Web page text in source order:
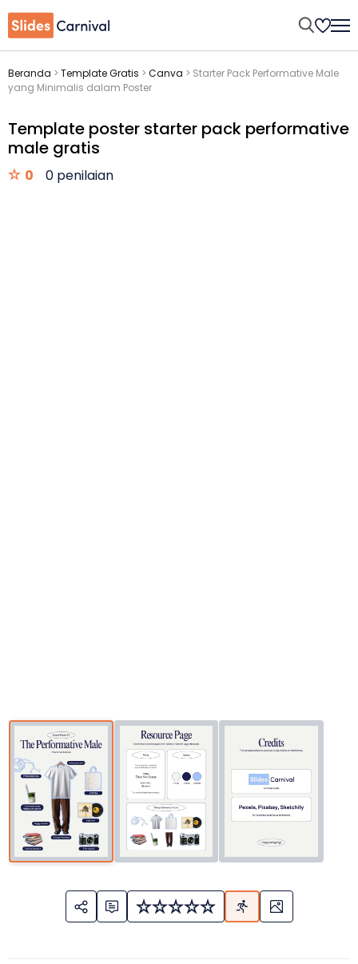
Beranda > Template Gratis > Canva > Starter Pack Performative Male
yang Minimalis dalam Poster
Template poster starter pack performative
male gratis
0 0 penilaian